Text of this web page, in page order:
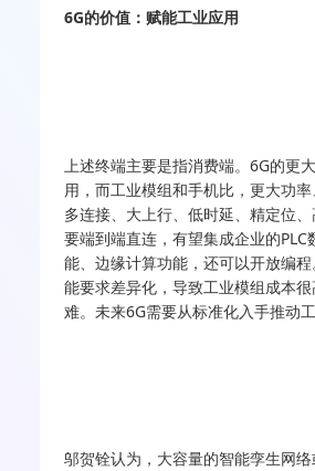
6G的价值：赋能工业应用
上述终端主要是指消费端。6G的更
用，而工业模组和手机比，更大功
多连接、大上行、低时延、精定位
要端到端直连，有望集成企业的PLC
能、边缘计算功能，还可以开放编
能要求差异化，导致工业模组成本
难。未来6G需要从标准化入手推动工
邬贺铨认为，大容量的智能孪生网